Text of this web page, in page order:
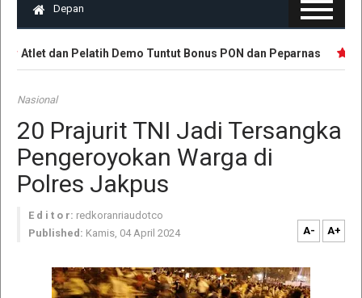
Depan
Atlet dan Pelatih Demo Tuntut Bonus PON dan Peparnas
Nasional
20 Prajurit TNI Jadi Tersangka
Pengeroyokan Warga di
Polres Jakpus
E d i t o r: redkoranriaudotco
Published: Kamis, 04 April 2024 A- A+